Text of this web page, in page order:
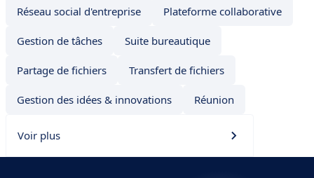
Réseau social d'entreprise Plateforme collaborative
Gestion de tâches Suite bureautique
Partage de fichiers Transfert de fichiers
Gestion des idées & innovations Réunion
Voir plus